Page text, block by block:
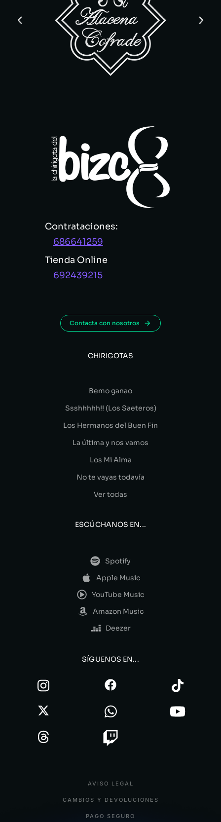
Contrataciones:
686641259
Tienda Online
692439215
Contacta con nosotros
CHIRIGOTAS
Bemo ganao
Ssshhhhh!! (Los Saeteros)
Los Hermanos del Buen Fin
La última y nos vamos
Los Mi Alma
No te vayas todavía
Ver todas
ESCÚCHANOS EN...
Spotify
Apple Music
YouTube Music
Amazon Music
Deezer
SÍGUENOS EN...
AVISO LEGAL
CAMBIOS Y DEVOLUCIONES
PAGO SEGURO